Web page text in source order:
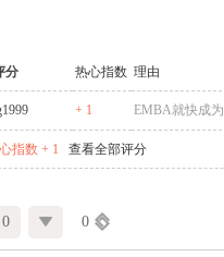
分 热心指数 理由
+ 1 EMBA就快成
指数 + 1 查看全部评分
0